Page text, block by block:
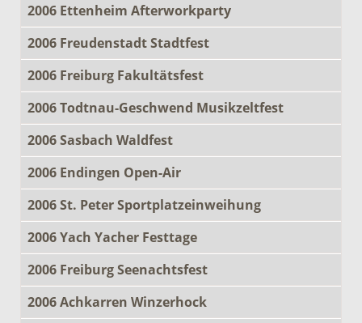
2006 Ettenheim Afterworkparty
2006 Freudenstadt Stadtfest
2006 Freiburg Fakultätsfest
2006 Todtnau-Geschwend Musikzeltfest
2006 Sasbach Waldfest
2006 Endingen Open-Air
2006 St. Peter Sportplatzeinweihung
2006 Yach Yacher Festtage
2006 Freiburg Seenachtsfest
2006 Achkarren Winzerhock